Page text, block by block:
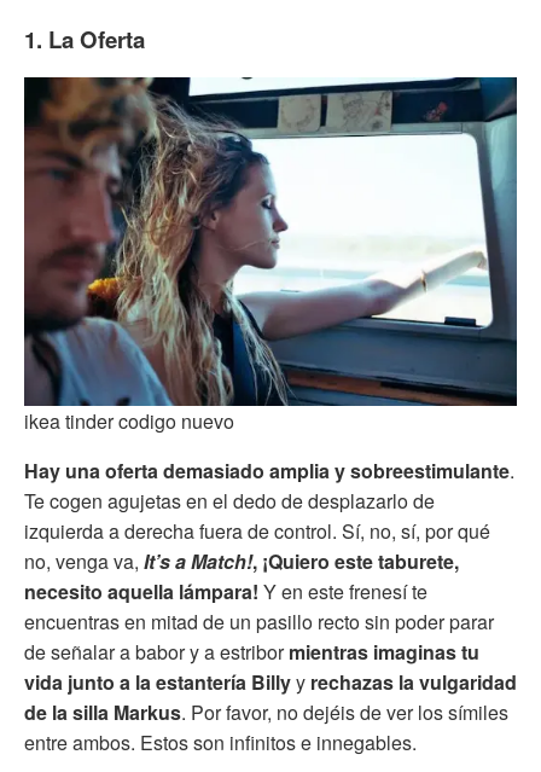
1. La Oferta
ikea tinder codigo nuevo
Hay una oferta demasiado amplia y sobreestimulante.
Te cogen agujetas en el dedo de desplazarlo de
izquierda a derecha fuera de control. Sí, no, sí, por qué
no, venga va, It’s a Match!, ¡Quiero este taburete,
necesito aquella lámpara! Y en este frenesí te
encuentras en mitad de un pasillo recto sin poder parar
de señalar a babor y a estribormientras imaginas tu
vida junto a la estantería Billyy rechazas la vulgaridad
de la silla Markus. Por favor, no dejéis de ver los símiles
entre ambos. Estos son infinitos e innegables.